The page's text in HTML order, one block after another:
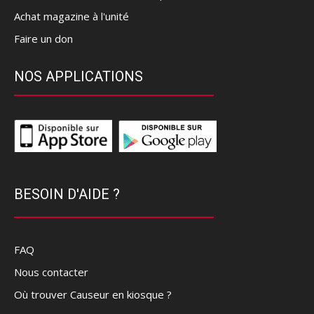
Achat magazine à l'unité
Faire un don
NOS APPLICATIONS
BESOIN D'AIDE ?
FAQ
Nous contacter
Où trouver Causeur en kiosque ?